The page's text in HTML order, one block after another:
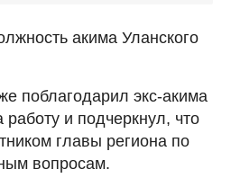
акима Уланского
поблагодарил экс-акима
и подчеркнул, что
главы региона по
вопросам.